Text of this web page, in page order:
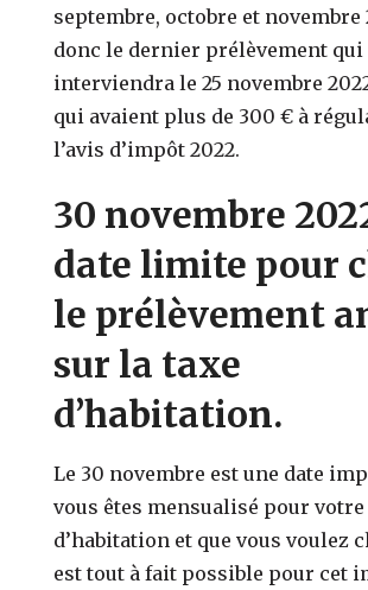
septembre, octobre et novembre
donc le dernier prélèvement qui
interviendra le 25 novembre
qui avaient plus de 300 € à
l’avis d’impôt 2022.
30 novembre
date limite pour
le prélèvement
sur la taxe
d’habitation.
Le 30 novembre est une date
vous êtes mensualisé pour votre
d’habitation et que vous voulez
est tout à fait possible pour cet